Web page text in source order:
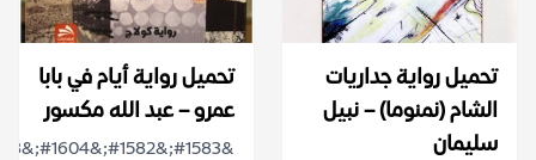
تحميل رواية جداريات
الشام (نمنوما) – نبيل
سليمان
تحميل رواية أيام في بابا
عمرو – عبد الله مكسور